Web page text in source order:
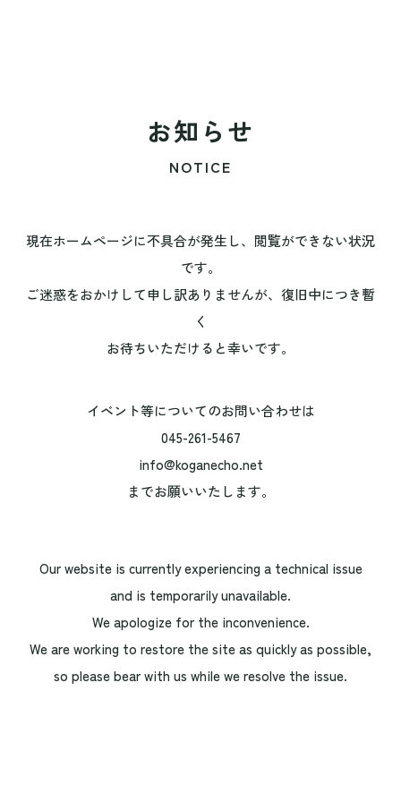
お知らせ
NOTICE
現在ホームページに不具合が発生し、閲覧ができない状況
です。
ご迷惑をおかけして申し訳ありませんが、復旧中につき暫
く
お待ちいただけると幸いです。
イベント等についてのお問い合わせは
045-261-5467
info@koganecho.net
までお願いいたします。
Our website is currently experiencing a technical issue
and is temporarily unavailable.
We apologize for the inconvenience.
We are working to restore the site as quickly as possible,
so please bear with us while we resolve the issue.